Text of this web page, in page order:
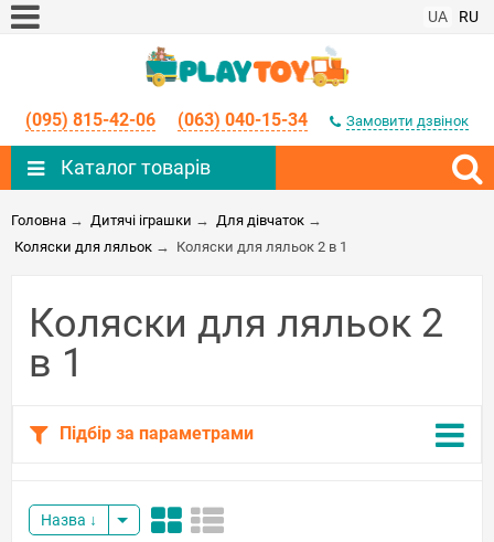
UA RU
(095) 815-42-06 (063) 040-15-34 Замовити дзвінок
Каталог товарів
Головна → Дитячі іграшки → Для дівчаток →
Коляски для ляльок → Коляски для ляльок 2 в 1
Коляски для ляльок 2
в 1
Підбір за параметрами
Назва